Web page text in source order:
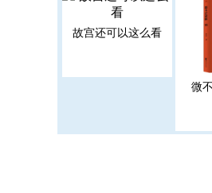
故宫还可以这么看
微